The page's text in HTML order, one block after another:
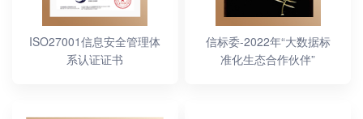
ISO27001信息安全管理体
系认证证书
信标委-2022年“大数据标
准化生态合作伙伴”